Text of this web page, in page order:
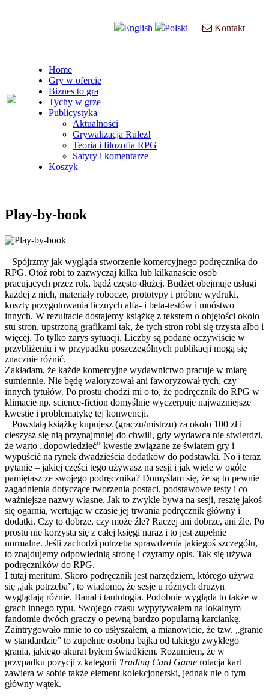
English Polski Kontakt
Home
Gry w ofercie
Biznes to gra
Tychy w grze
Publicystyka
Aktualności
Grywalizacja Rulez!
Teoria i filozofia RPG
Satyry i komentarze
Koszyk
Play-by-book
Spójrzmy jak wygląda stworzenie komercyjnego podręcznika do
RPG. Otóż robi to zazwyczaj kilka lub kilkanaście osób
pracujących przez rok, bądź często dłużej. Budżet obejmuje usługi
każdej z nich, materiały robocze, prototypy i próbne wydruki,
koszty przygotowania licznych alfa- i beta-testów i mnóstwo
innych. W rezultacie dostajemy książkę z tekstem o objętości około
stu stron, upstrzoną grafikami tak, że tych stron robi się trzysta albo i
więcej. To tylko zarys sytuacji. Liczby są podane oczywiście w
przybliżeniu i w przypadku poszczególnych publikacji mogą się
znacznie różnić.
Zakładam, że każde komercyjne wydawnictwo pracuje w miarę
sumiennie. Nie będę waloryzował ani faworyzował tych, czy
innych tytułów. Po prostu chodzi mi o to, że podręcznik do RPG w
klimacie np. science-fiction domyślnie wyczerpuje najważniejsze
kwestie i problematykę tej konwencji.
Powstałą książkę kupujesz (graczu/mistrzu) za około 100 zł i
cieszysz się nią przynajmniej do chwili, gdy wydawca nie stwierdzi,
że warto „dopowiedzieć” kwestie związane ze światem gry i
wypuścić na rynek dwadzieścia dodatków do podstawki. No i teraz
pytanie – jakiej części tego używasz na sesji i jak wiele w ogóle
pamiętasz ze swojego podręcznika? Domyślam się, że są to pewnie
zagadnienia dotyczące tworzenia postaci, podstawowe testy i co
ważniejsze nazwy własne. Jak to zwykle bywa na sesji, resztę jakoś
się ogarnia, wertując w czasie jej trwania podręcznik główny i
dodatki. Czy to dobrze, czy może źle? Raczej ani dobrze, ani źle. Po
prostu nie korzysta się z całej księgi naraz i to jest zupełnie
normalne. Jeśli zachodzi potrzeba sprawdzenia jakiegoś szczegółu,
to znajdujemy odpowiednią stronę i czytamy opis. Tak się używa
podręczników do RPG.
I tutaj meritum. Skoro podręcznik jest narzędziem, którego używa
się „jak potrzeba”, to wiadomo, że sesje u różnych drużyn
wyglądają różnie. Banał i tautologia. Podobnie wygląda to także w
grach innego typu. Swojego czasu wypytywałem na lokalnym
fandomie dwóch graczy o pewną bardzo popularną karciankę.
Zaintrygowało mnie to co usłyszałem, a mianowicie, że tzw. „granie
w standardzie” to zupełnie osobna bajka od takiego zwykłego
grania, jakiego akurat byłem świadkiem. Rozumiem, że w
przypadku pozycji z kategorii Trading Card Game rotacja kart
zawiera w sobie także element kolekcjonerski, jednak nie o tym
główny wątek.